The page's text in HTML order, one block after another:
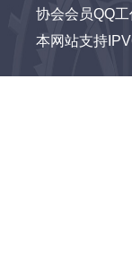
协会会员QQ
本网站支持